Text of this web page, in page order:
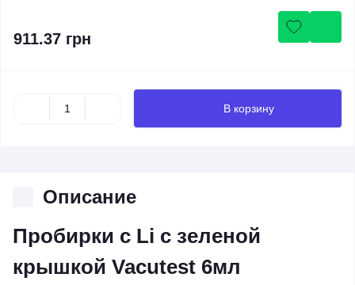
911.37 грн
В корзину
Описание
Пробирки с Li с зеленой
крышкой Vacutest 6мл